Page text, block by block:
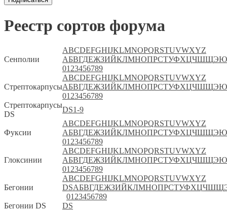
Реестр сортов форума
Сенполии
ABCDEFGHIJKLMNOPQRSTUVWXYZ
АБВГДЕЖЗИЙКЛМНОПРСТУФХЦЧШЩЭЮ
01 23456789
Стрептокарпусы
ABCDEFGHIJKLMNOPQRSTUVWXYZ
АБВГДЕЖЗИЙКЛМНОПРСТУФХЦЧШЩЭЮ
01 23456789
Стрептокарпусы
DS
DS1-9
Фуксии
ABCDEFGHIJKLMNOPQRSTUVWXYZ
АБВГДЕЖЗИЙКЛМНОПРСТУФХЦЧШЩЭЮ
01 23456789
Глоксинии
ABCDEFGHIJKLMNOPQRSTUVWXYZ
АБВГДЕЖЗИЙКЛМНОПРСТУФХЦЧШЩЭЮ
01 23456789
Бегонии
ABCDEFGHIJKLMNOPQRSTUVWXYZ
DSАБВГДЕЖЗИЙКЛМНОПРСТУФХЦЧШЩ
01 23456789
Бегонии DS
DS